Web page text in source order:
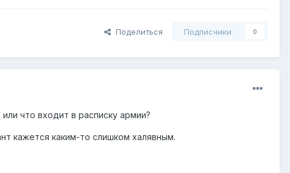
Поделиться Подписчики 0
что входит в расписку армии?
кажется каким-то слишком халявным.